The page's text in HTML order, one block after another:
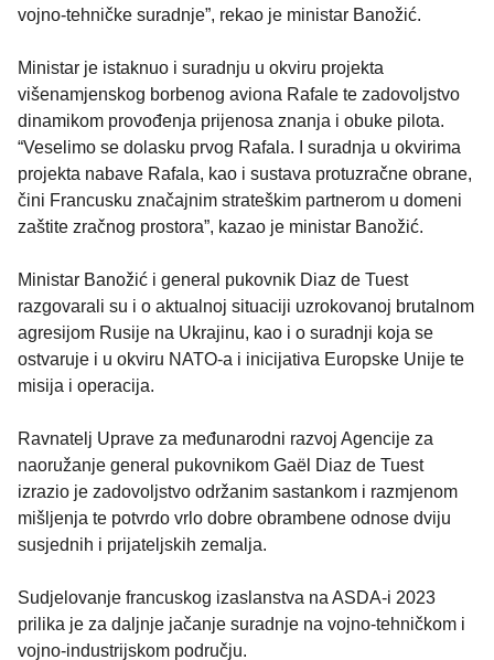
vojno-tehničke suradnje”, rekao je ministar Banožić.
Ministar je istaknuo i suradnju u okviru projekta
višenamjenskog borbenog aviona Rafale te zadovoljstvo
dinamikom provođenja prijenosa znanja i obuke pilota.
“Veselimo se dolasku prvog Rafala. I suradnja u okvirima
projekta nabave Rafala, kao i sustava protuzračne obrane,
čini Francusku značajnim strateškim partnerom u domeni
zaštite zračnog prostora”, kazao je ministar Banožić.
Ministar Banožić i general pukovnik Diaz de Tuest
razgovarali su i o aktualnoj situaciji uzrokovanoj brutalnom
agresijom Rusije na Ukrajinu, kao i o suradnji koja se
ostvaruje i u okviru NATO-a i inicijativa Europske Unije te
misija i operacija.
Ravnatelj Uprave za međunarodni razvoj Agencije za
naoružanje general pukovnikom Gaël Diaz de Tuest
izrazio je zadovoljstvo održanim sastankom i razmjenom
mišljenja te potvrdo vrlo dobre obrambene odnose dviju
susjednih i prijateljskih zemalja.
Sudjelovanje francuskog izaslanstva na ASDA-i 2023
prilika je za daljnje jačanje suradnje na vojno-tehničkom i
vojno-industrijskom području.